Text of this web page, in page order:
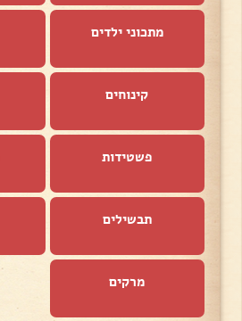
מתכוני ילדים
קינוחים
פשטידות
תבשילים
מרקים